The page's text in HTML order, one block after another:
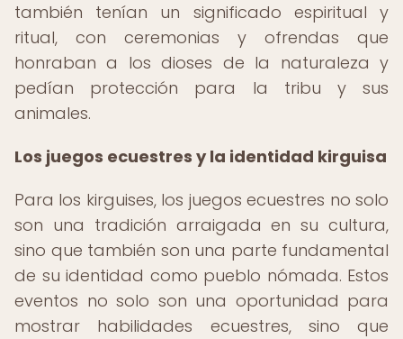
también tenían un significado espiritual y
ritual, con ceremonias y ofrendas que
honraban a los dioses de la naturaleza y
pedían protección para la tribu y sus
animales.
Los juegos ecuestres y la identidad kirguisa
Para los kirguises, los juegos ecuestres no solo
son una tradición arraigada en su cultura,
sino que también son una parte fundamental
de su identidad como pueblo nómada. Estos
eventos no solo son una oportunidad para
mostrar habilidades ecuestres, sino que